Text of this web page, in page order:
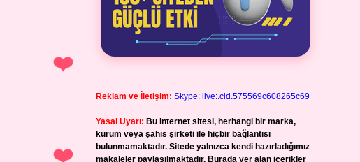
Reklam ve İletişim: Skype: live:.cid.575569c608265c69
Yasal Uyarı: Bu internet sitesi, herhangi bir marka,
kurum veya şahıs şirketi ile hiçbir bağlantısı
bulunmamaktadır. Sitede yalnızca kendi hazırladığımız
makaleler paylaşılmaktadır. Burada yer alan içerikler